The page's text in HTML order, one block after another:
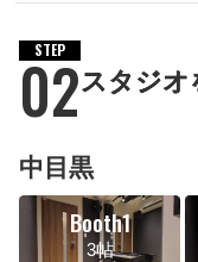
STEP
02スタジオ
中目黒
Booth1
3帖